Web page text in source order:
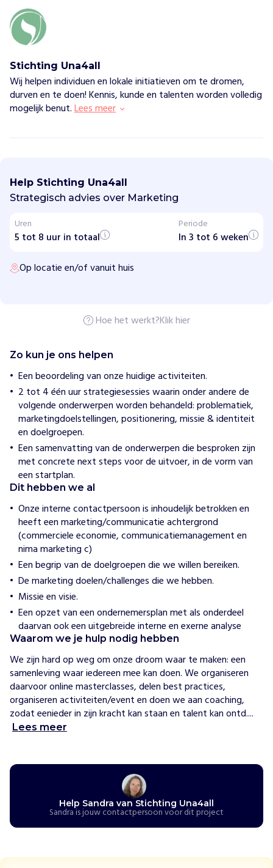
Stichting Una4all
Wij helpen individuen en lokale initiatieven om te dromen,
durven en te doen! Kennis, kunde en talenten worden volledig
mogelijk benut.Lees meer
c
h
t
n
g
a
e
i
j
e
l
p
e
n
H
e
t
d
o
e
l
v
a
n
S
t
i
c
h
t
i
n
g
U
4
s
e
Help Stichting Una4all
Strategisch advies over Marketing
Uren
5 tot 8 uur in totaal
Periode
In 3 tot 6 weken
Op locatie en/of vanuit huis
Hoe het werkt?Klik hier
Zo kun je ons helpen
Een beoordeling van onze huidige activiteiten.
2 tot 4 één uur strategiesessies waarin onder andere de
volgende onderwerpen worden behandeld: problematiek,
marketingdoelstellingen, positionering, missie & identiteit
en doelgroepen.
Een samenvatting van de onderwerpen die besproken zijn
met concrete next steps voor de uitvoer, in de vorm van
een startplan.
Dit hebben we al
Onze interne contactpersoon is inhoudelijk betrokken en
heeft een marketing/communicatie achtergrond
(commerciele economie, communicatiemanagement en
nima marketing c)
Een begrip van de doelgroepen die we willen bereiken.
De marketing doelen/challenges die we hebben.
Missie en visie.
Een opzet van een ondernemersplan met als onderdeel
daarvan ook een uitgebreide interne en exerne analyse
Waarom we je hulp nodig hebben
We zijn hard op weg om onze droom waar te maken: een
samenleving waar iedereen mee kan doen. We organiseren
daarvoor online masterclasses, delen best practices,
organiseren activiteiten/event en doen we aan coaching,
zodat eenieder in zijn kracht kan staan en talent kan ontd....
Lees meer
Help Sandra van Stichting Una4all
Sandra is jouw contactpersoon voor dit project